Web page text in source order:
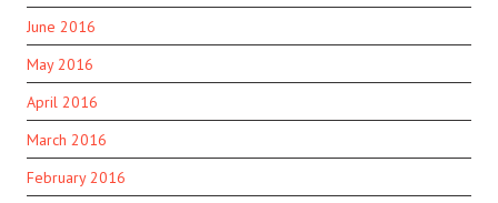
June 2016
May 2016
April 2016
March 2016
February 2016